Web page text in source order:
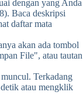
dengan yang Anda
Baca deskripsi
daftar mata
akan ada tombol
File", atau tautan
Terkadang
atau mengklik